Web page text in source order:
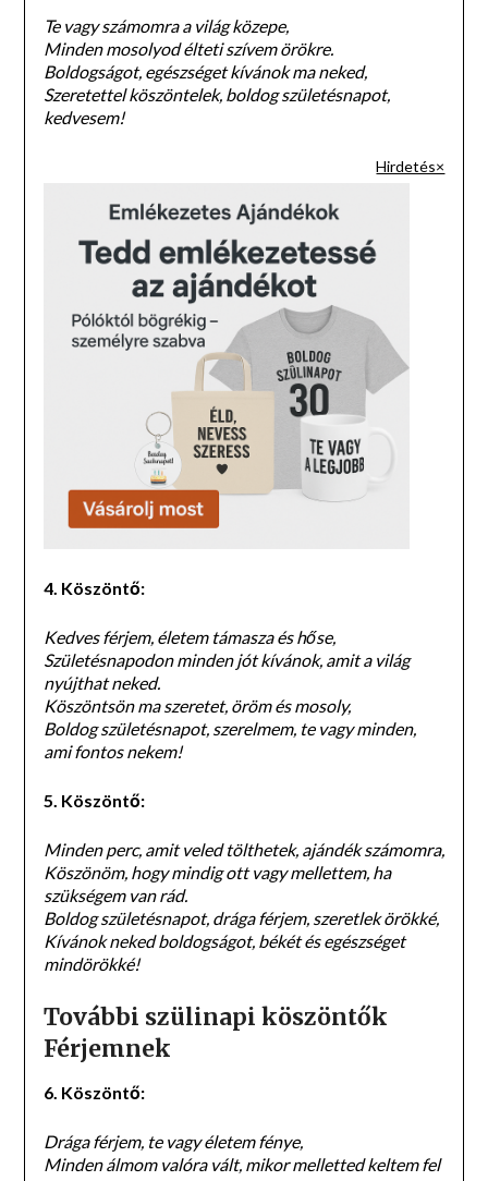
Te vagy számomra a világ közepe,
Minden mosolyod élteti szívem örökre.
Boldogságot, egészséget kívánok ma neked,
Szeretettel köszöntelek, boldog születésnapot,
kedvesem!
4. Köszöntő:
Kedves férjem, életem támasza és hőse,
Születésnapodon minden jót kívánok, amit a világ
nyújthat neked.
Köszöntsön ma szeretet, öröm és mosoly,
Boldog születésnapot, szerelmem, te vagy minden,
ami fontos nekem!
5. Köszöntő:
Minden perc, amit veled tölthetek, ajándék számomra,
Köszönöm, hogy mindig ott vagy mellettem, ha
szükségem van rád.
Boldog születésnapot, drága férjem, szeretlek örökké,
Kívánok neked boldogságot, békét és egészséget
mindörökké!
További szülinapi köszöntők
Férjemnek
6. Köszöntő:
Drága férjem, te vagy életem fénye,
Minden álmom valóra vált, mikor melletted keltem fel